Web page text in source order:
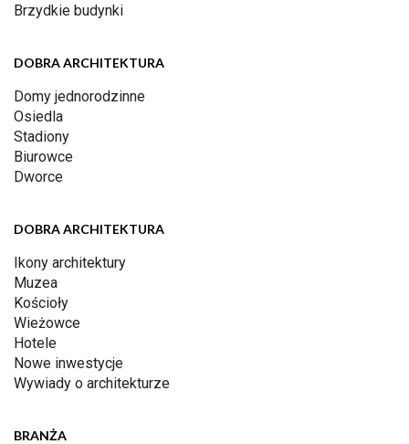
Brzydkie budynki
DOBRA ARCHITEKTURA
Domy jednorodzinne
Osiedla
Stadiony
Biurowce
Dworce
DOBRA ARCHITEKTURA
Ikony architektury
Muzea
Kościoły
Wieżowce
Hotele
Nowe inwestycje
Wywiady o architekturze
BRANŻA